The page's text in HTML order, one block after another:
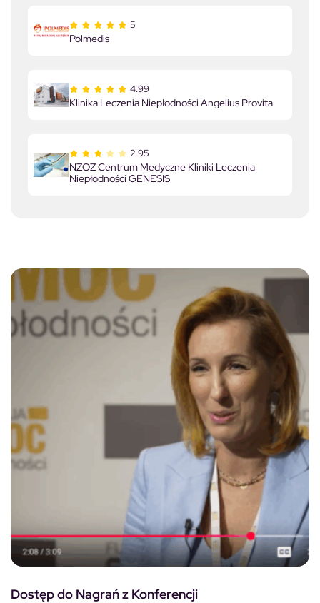
5
Polmedis
4.99
Klinika Leczenia Niepłodności Angelius Provita
2.95
NZOZ Centrum Medyczne Kliniki Leczenia
Niepłodności GENESIS
Dostęp do Nagrań z Konferencji